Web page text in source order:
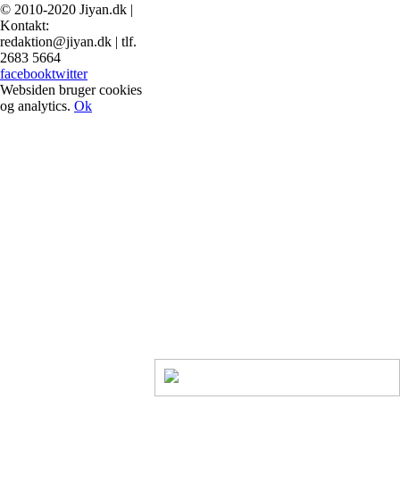
© 2010-2020 Jiyan.dk |
Kontakt:
redaktion@jiyan.dk | tlf.
2683 5664
facebooktwitter
Websiden bruger cookies
og analytics. Ok